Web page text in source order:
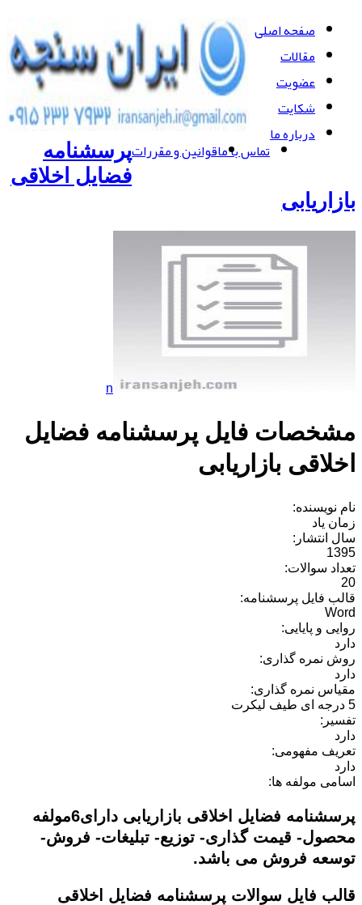
صفحه اصلی
مقالات
عضویت
شکایت
درباره ما
تماس با ماقوانین و مقرراتپرسشنامه
فضایل اخلاقی
بازاریابی
n
مشخصات فایل پرسشنامه فضایل
اخلاقی بازاریابی
نام نویسنده:
زمان یاد
سال انتشار:
1395
تعداد سوالات:
20
قالب فایل پرسشنامه:
Word
روایی و پایایی:
دارد
روش نمره گذاری:
دارد
مقیاس نمره گذاری:
5 درجه ای طیف لیکرت
تفسیر:
دارد
تعریف مفهومی:
دارد
اسامی مولفه ها:
پرسشنامه فضایل اخلاقی بازاریابی دارای6مولفه
محصول- قیمت گذاری- توزیع- تبلیغات- فروش-
توسعه فروش می باشد.
قالب فایل سوالات پرسشنامه فضایل اخلاقی